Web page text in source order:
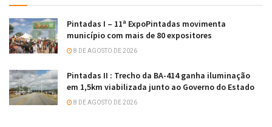
Pintadas I – 11ª ExpoPintadas movimenta
município com mais de 80 expositores
8 DE AGOSTO DE 2026
Pintadas II : Trecho da BA-414 ganha iluminação
em 1,5km viabilizada junto ao Governo do Estado
8 DE AGOSTO DE 2026